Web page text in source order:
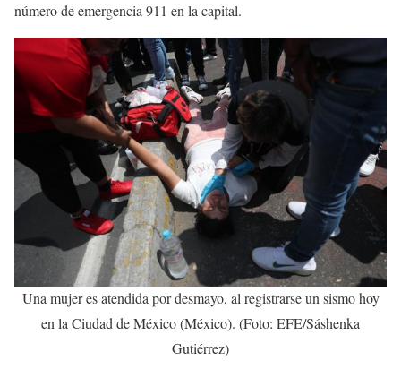
número de emergencia 911 en la capital.
Una mujer es atendida por desmayo, al registrarse un sismo hoy
en la Ciudad de México (México). (Foto: EFE/Sáshenka
Gutiérrez)